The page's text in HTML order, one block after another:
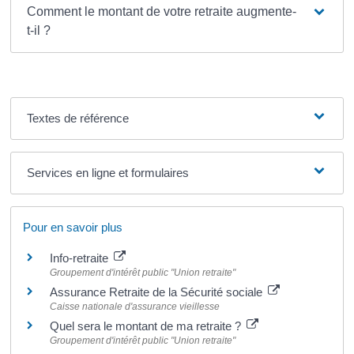
Comment le montant de votre retraite augmente-
t-il ?
Textes de référence
Services en ligne et formulaires
Pour en savoir plus
Info-retraite
Groupement d'intérêt public "Union retraite"
Assurance Retraite de la Sécurité sociale
Caisse nationale d'assurance vieillesse
Quel sera le montant de ma retraite ?
Groupement d'intérêt public "Union retraite"